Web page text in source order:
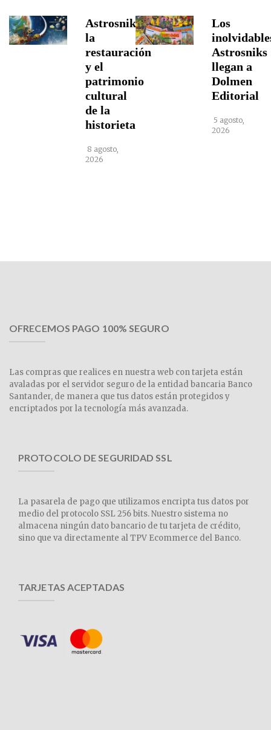
Astrosniks,
la
restauración
y el
patrimonio
cultural
de la
historieta
8 agosto,
2026
Los
Astrosniks
llegan a
Dolmen
Editorial
5 agosto,
2026
OFRECEMOS PAGO 100% SEGURO
Las compras que realices en nuestra web con tarjeta están
avaladas por el servidor seguro de la entidad bancaria Banco
Santander, de manera que tus datos están protegidos y
encriptados por la tecnología más avanzada.
PROTOCOLO DE SEGURIDAD SSL
La pasarela de pago que utilizamos encripta tus datos por
medio del protocolo SSL 256 bits. Nuestro sistema no
almacena ningún dato bancario de tu tarjeta de crédito,
sino que va directamente al TPV Ecommerce del Banco.
TARJETAS ACEPTADAS